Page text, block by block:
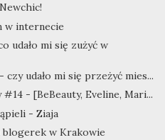
w internecie
udało mi się zużyć w
udało mi się przeżyć mies...
- [BeBeauty, Eveline, Mari...
- Ziaja
blogerek w Krakowie